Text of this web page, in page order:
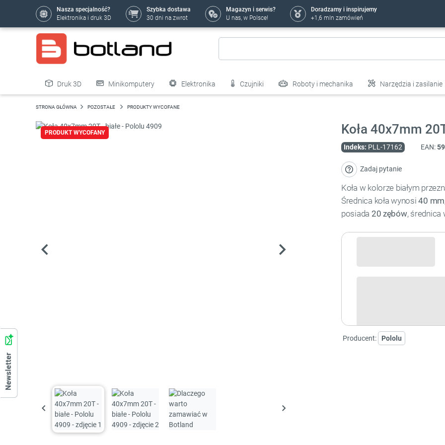
Nasza specjalność?
Elektronika i druk 3D
Szybka dostawa
30 dni na zwrot
Magazyn i serwis?
U nas, w Polsce!
Doradzamy i inspirujemy
+1,6 mln zamówień
Druk 3D Minikomputery Elektronika Czujniki Roboty i mechanika Narzędzia i zasilanie
Pozostałe
STRONA GŁÓWNA POZOSTAŁE PRODUKTY WYCOFANE
PRODUKT WYCOFANY Koła 40x7mm
Indeks: PLL-17162 EAN:
Zadaj pytanie
Koła w kolorze białym
Średnica koła wynosi40 mm
posiada 20 zębów, średnica
Producent: Pololu